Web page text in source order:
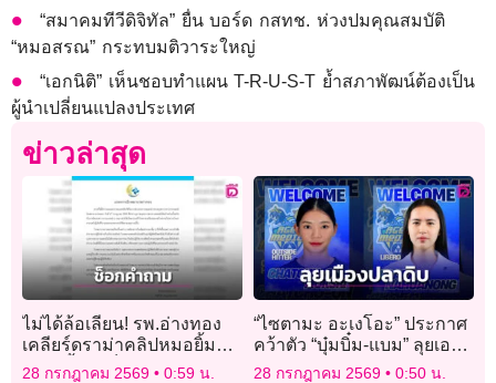
“สมาคมทีวีดิจิทัล” ยื่น บอร์ด กสทช. ห่วงปมคุณสมบัติ
“หมอสรณ” กระทบมติวาระใหญ่
“เอกนิติ” เห็นชอบทำแผน T-R-U-S-T ย้ำสภาพัฒน์ต้องเป็น
ผู้นำเปลี่ยนแปลงประเทศ
ข่าวล่าสุด
ไม่ได้ล้อเลียน! รพ.อ่างทอง
เคลียร์ดราม่าคลิปหมอยิ้ม
แถลงย้ำแค่ช็อกคำถามนัก
28 กรกฎาคม 2569 0:59 น.
“ไซตามะ อะเงโอะ” ประกาศ
คว้าตัว “บุ๋มบิ๋ม-แบม” ลุยเอ
สวี.ลีก
28 กรกฎาคม 2569 0:50 น.